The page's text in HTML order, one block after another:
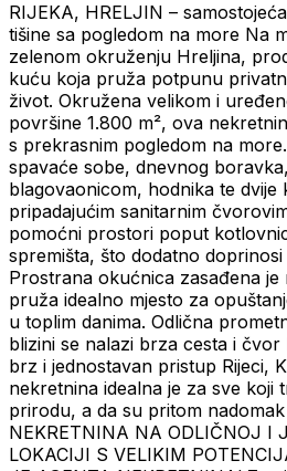
RIJEKA, HRELJIN –
tišine sa pogledom na more Na
zelenom okruženju Hreljina,
kuću koja pruža potpunu
život. Okružena velikom i
površine 1.800 m², ova
s prekrasnim pogledom na
spavaće sobe, dnevnog
blagovaonicom, hodnika te dvije
pripadajućim sanitarnim
pomoćni prostori poput
spremišta, što dodatno
Prostrana okućnica zasađena je
pruža idealno mjesto za
u toplim danima. Odlična
blizini se nalazi brza cesta i
brz i jednostavan pristup Rijeci,
nekretnina idealna je za sve koji
prirodu, a da su pritom
NEKRETNINA NA ODLIČNOJ I
LOKACIJI S VELIKIM